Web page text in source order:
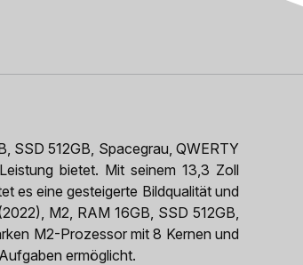
SSD 512GB, Spacegrau, QWERTY
bietet. Mit seinem 13,3 Zoll
es eine gesteigerte Bildqualität und
M2, RAM 16GB, SSD 512GB,
M2-Prozessor mit 8 Kernen und
ermöglicht.